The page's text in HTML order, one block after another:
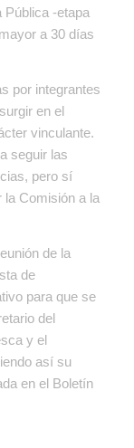
-etapa
a 30 días
por integrantes
en el
vinculante.
seguir las
pero sí
la Comisión a la
de la
de
para que se
del
y el
así su
en el Boletín